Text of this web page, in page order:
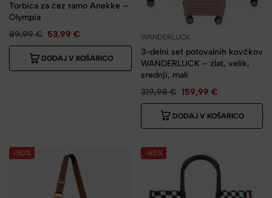
Torbica za čez ramo Anekke –
Olympia
89,99€ 53,99 €
DODAJ V KOŠARICO
WANDERLUCK
3-delni set potovalnih kovčkov
WANDERLUCK – zlat, velik,
srednji, mali
319,98€ 159,99 €
DODAJ V KOŠARICO
-50% -60%